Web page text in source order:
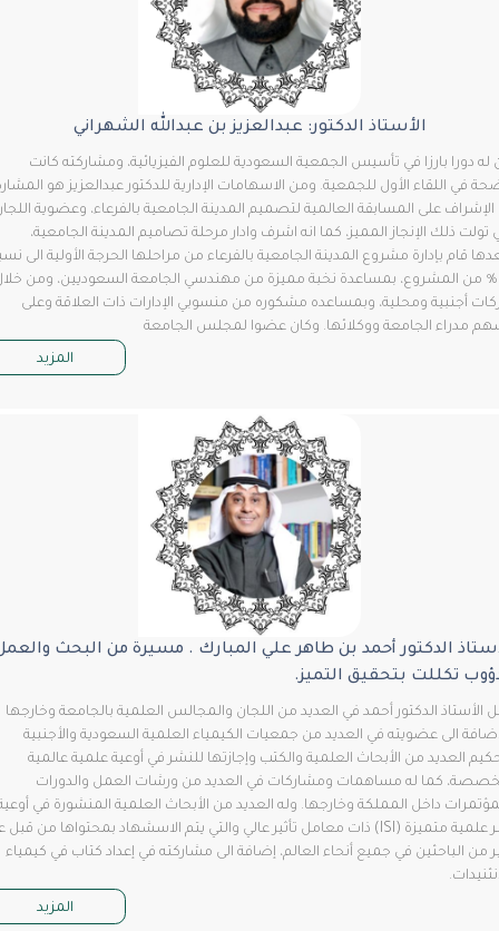
الأستاذ الدكتور: عبدالعزيز بن عبدالله الشهراني
دورا بارزا في تأسيس الجمعية السعودية للعلوم الفيزيائية، ومشاركته كانت
في اللقاء الأول للجمعية. ومن الاسهامات الإدارية للدكتور عبدالعزيز هو المشاركة
على المسابقة العالمية لتصميم المدينة الجامعية بالفرعاء، وعضوية اللجان
ذلك الإنجاز المميز، كما انه اشرف وادار مرحلة تصاميم المدينة الجامعية،
قام بإدارة مشروع المدينة الجامعية بالفرعاء من مراحلها الحرجة الأولية الى نسبة
من المشروع، بمساعدة نخبة مميزة من مهندسي الجامعة السعوديين، ومن خلال
أجنبية ومحلية، وبمساعده مشكوره من منسوبي الإدارات ذات العلاقة وعلى
مدراء الجامعة ووكلائها. وكان عضوا لمجلس الجامعة
المزيد
الدكتور أحمد بن طاهر علي المبارك . مسيرة من البحث والعمل
تكللت بتحقيق التميز.
الدكتور أحمد في العديد من اللجان والمجالس العلمية بالجامعة وخارجها
الى عضويته في العديد من جمعيات الكيمياء العلمية السعودية والأجنبية
العديد من الأبحاث العلمية والكتب وإجازتها للنشر في أوعية علمية عالمية
كما له مساهمات ومشاركات في العديد من ورشات العمل والدورات
داخل المملكة وخارجها. وله العديد من الأبحاث العلمية المنشورة في أوعية
نشر علمية متميزة (ISI) ذات معامل تأثير عالي والتي يتم الاسشهاد بمحتواها من قبل عدد
الباحثين في جميع أنحاء العالم، إضافة الى مشاركته في إعداد كتاب في كيمياء
المزيد